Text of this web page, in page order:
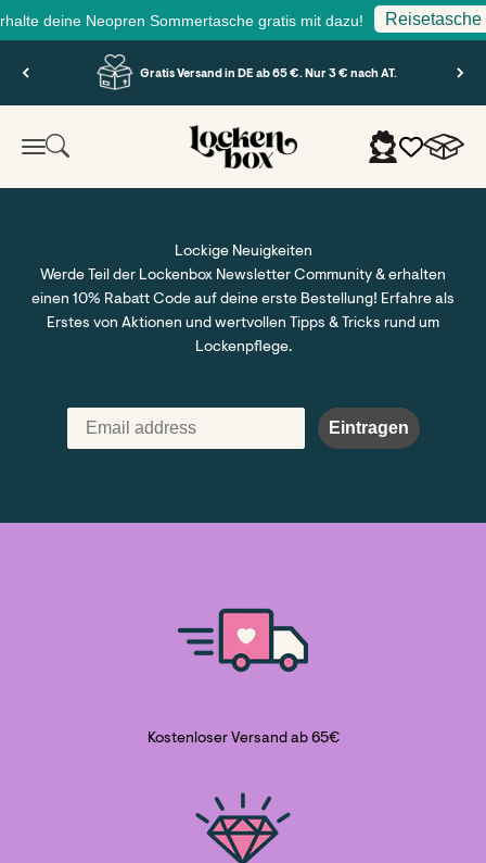
deine Neopren Sommertasche gratis mit dazu! Reisetasche
Zum Inhalt springen
Gratis Versand in DE ab 65 €. Nur 3 € nach AT.
MenüSuche Lockenbox.com Anmelden
Lockige Neuigkeiten
Werde Teil der Lockenbox Newsletter Community & erhalten
einen 10% Rabatt Code auf deine erste Bestellung! Erfahre als
Erstes von Aktionen und wertvollen Tipps & Tricks rund um
Lockenpflege.
Eintragen
Kostenloser Versand ab 65€